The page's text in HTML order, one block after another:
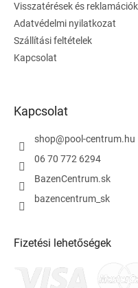
Visszatérések és reklamációk
Adatvédelmi nyilatkozat
Szállítási feltételek
Kapcsolat
Kapcsolat
shop@pool-centrum.hu
06 70 772 6294
BazenCentrum.sk
bazencentrum_sk
Fizetési lehetőségek